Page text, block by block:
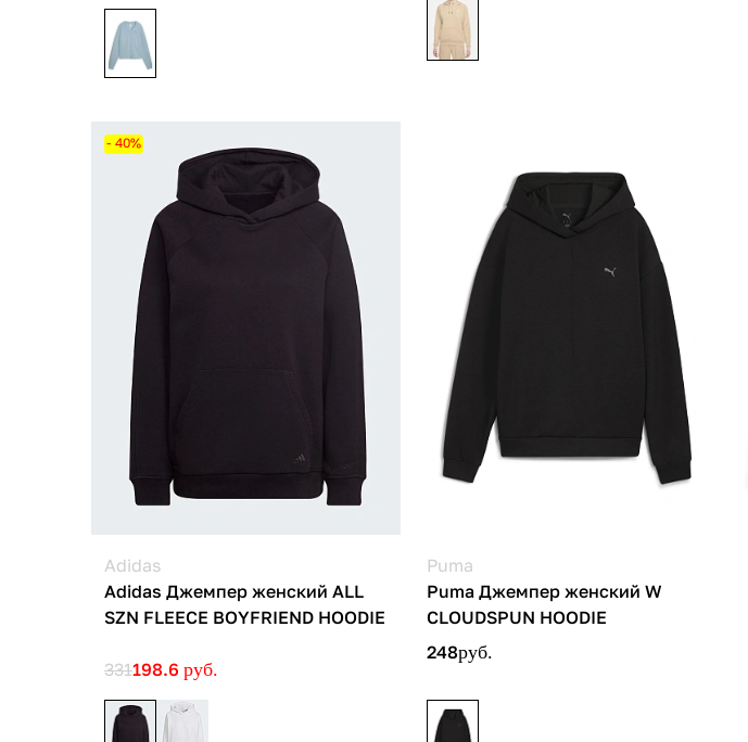
- 40%
Adidas
Adidas Джемпер женский ALL
SZN FLEECE BOYFRIEND HOODIE
331198.6 руб.
Puma
Puma Джемпер женский W
CLOUDSPUN HOODIE
248руб.